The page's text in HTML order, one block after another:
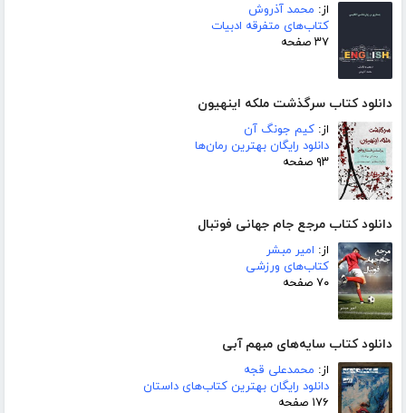
از: محمد آذروش
کتاب‌های متفرقه ادبیات
۳۷ صفحه
دانلود کتاب سرگذشت ملکه اینهیون
از: کیم جونگ آن
دانلود رایگان بهترین رمان‌ها
۹۳ صفحه
دانلود کتاب مرجع جام جهانی فوتبال
از: امیر مبشر
کتاب‌های ورزشی
۷۰ صفحه
دانلود کتاب سایه‌های مبهم آبی
از: محمدعلی قجه
دانلود رایگان بهترین کتاب‌های داستان
۱۷۶ صفحه